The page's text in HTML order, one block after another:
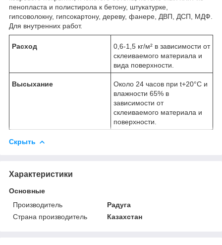
пенопласта и полистирола к бетону, штукатурке,
гипсоволокну, гипсокартону, дереву, фанере, ДВП, ДСП, МДФ.
Для внутренних работ.
Расход
0,6-1,5 кг/м² в зависимости от
склеиваемого материала и
вида поверхности.
Высыхание
Около 24 часов при t+20°С и
влажности 65% в
зависимости от
склеиваемого материала и
поверхности.
Скрыть
Характеристики
Основные
Производитель
Радуга
Страна производитель
Казахстан